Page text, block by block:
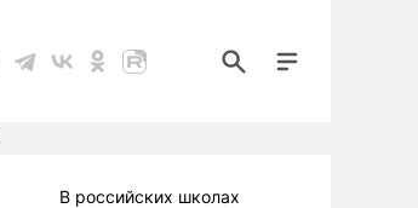
В российских школах